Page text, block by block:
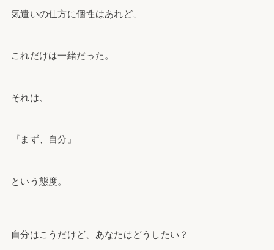
気遣いの仕方に個性はあれど、
これだけは一緒だった。
それは、
『まず、自分』
という態度。
自分はこうだけど、あなたはどうしたい？